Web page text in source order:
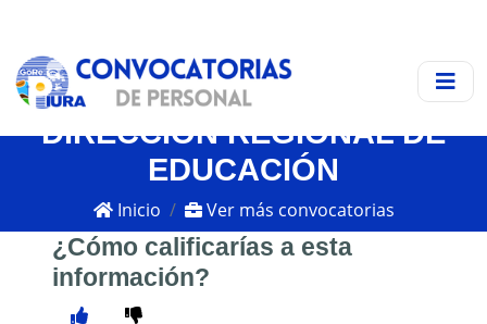
DIRECCIÓN REGIONAL DE
EDUCACIÓN
Inicio Ver más convocatorias
¿Cómo calificarías a esta
información?